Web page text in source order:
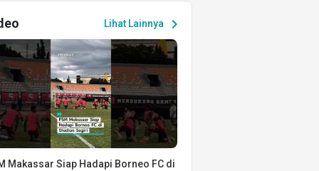
Lihat Lainnya chevron_right
Makassar Siap Hadapi Borneo FC di